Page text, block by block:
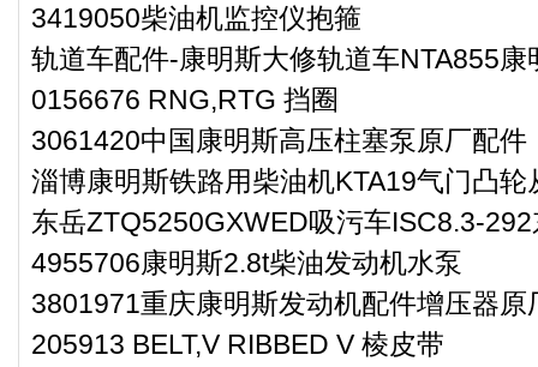
3419050柴油机监控仪抱箍
轨道车配件-康明斯大修轨道车NTA855康
0156676 RNG,RTG 挡圈
3061420中国康明斯高压柱塞泵原厂配件
淄博康明斯铁路用柴油机KTA19气门凸
东岳ZTQ5250GXWED吸污车ISC8.3-
4955706康明斯2.8t柴油发动机水泵
3801971重庆康明斯发动机配件增压器原
205913 BELT,V RIBBED V 棱皮带